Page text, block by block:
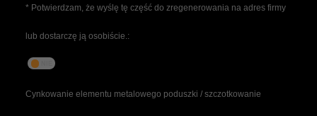
* Potwierdzam, że wyślę tę część do zregenerowania na adres firmy
lub dostarczę ją osobiście.:
Cynkowanie elementu metalowego poduszki / szczotkowanie